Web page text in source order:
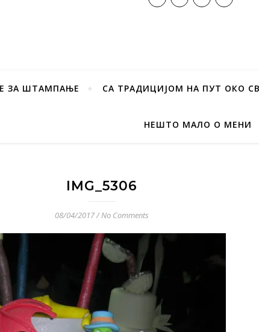
ЗА ШТАМПАЊЕ СА ТРАДИЦИЈОМ НА ПУТ ОКО
НЕШТО МАЛО О МЕНИ
IMG_5306
08/04/2017/No Comments